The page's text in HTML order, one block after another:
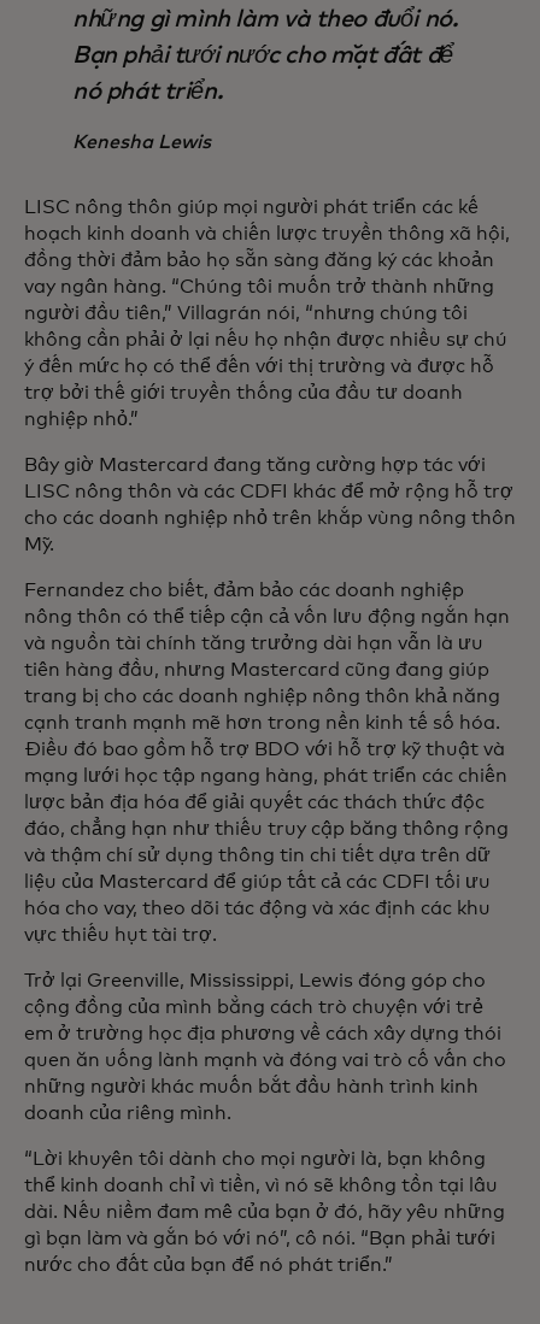
những gì mình làm và theo đuổi nó.
Bạn phải tưới nước cho mặt đất để
nó phát triển.
Kenesha Lewis
LISC nông thôn giúp mọi người phát triển các kế
hoạch kinh doanh và chiến lược truyền thông xã hội,
đồng thời đảm bảo họ sẵn sàng đăng ký các khoản
vay ngân hàng. “Chúng tôi muốn trở thành những
người đầu tiên,” Villagrán nói, “nhưng chúng tôi
không cần phải ở lại nếu họ nhận được nhiều sự chú
ý đến mức họ có thể đến với thị trường và được hỗ
trợ bởi thế giới truyền thống của đầu tư doanh
nghiệp nhỏ.”
Bây giờ Mastercard đang tăng cường hợp tác với
LISC nông thôn và các CDFI khác để mở rộng hỗ trợ
cho các doanh nghiệp nhỏ trên khắp vùng nông thôn
Mỹ.
Fernandez cho biết, đảm bảo các doanh nghiệp
nông thôn có thể tiếp cận cả vốn lưu động ngắn hạn
và nguồn tài chính tăng trưởng dài hạn vẫn là ưu
tiên hàng đầu, nhưng Mastercard cũng đang giúp
trang bị cho các doanh nghiệp nông thôn khả năng
cạnh tranh mạnh mẽ hơn trong nền kinh tế số hóa.
Điều đó bao gồm hỗ trợ BDO với hỗ trợ kỹ thuật và
mạng lưới học tập ngang hàng, phát triển các chiến
lược bản địa hóa để giải quyết các thách thức độc
đáo, chẳng hạn như thiếu truy cập băng thông rộng
và thậm chí sử dụng thông tin chi tiết dựa trên dữ
liệu của Mastercard để giúp tất cả các CDFI tối ưu
hóa cho vay, theo dõi tác động và xác định các khu
vực thiếu hụt tài trợ.
Trở lại Greenville, Mississippi, Lewis đóng góp cho
cộng đồng của mình bằng cách trò chuyện với trẻ
em ở trường học địa phương về cách xây dựng thói
quen ăn uống lành mạnh và đóng vai trò cố vấn cho
những người khác muốn bắt đầu hành trình kinh
doanh của riêng mình.
“Lời khuyên tôi dành cho mọi người là, bạn không
thể kinh doanh chỉ vì tiền, vì nó sẽ không tồn tại lâu
dài. Nếu niềm đam mê của bạn ở đó, hãy yêu những
gì bạn làm và gắn bó với nó”, cô nói. “Bạn phải tưới
nước cho đất của bạn để nó phát triển.”